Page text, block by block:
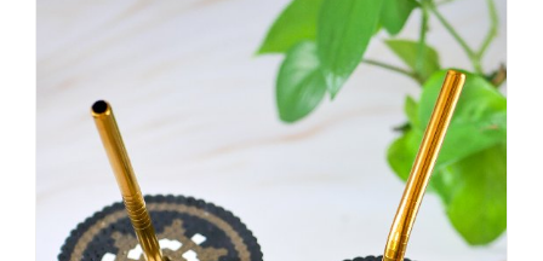
schöner
KNALLTS!
#badezimmer